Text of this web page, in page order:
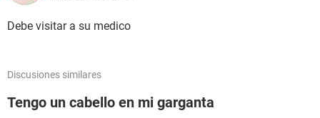
Debe visitar a su medico
Discusiones similares
Tengo un cabello en mi garganta